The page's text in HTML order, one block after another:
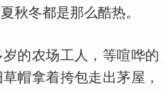
秋冬都是那么酷热。
的农场工人，等喧哗的
帽拿着挎包走出茅屋，